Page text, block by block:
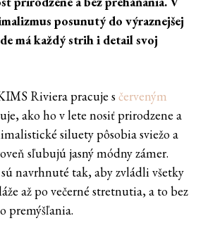
posunutý do výraznejšej
má každý strih i detail svoj
Riviera pracuje s červeným
ako ho v lete nosiť prirodzene a
siluety pôsobia sviežo a
sľubujú jasný módny zámer.
navrhnuté tak, aby zvládli všetky
až po večerné stretnutia, a to bez
premýšľania.